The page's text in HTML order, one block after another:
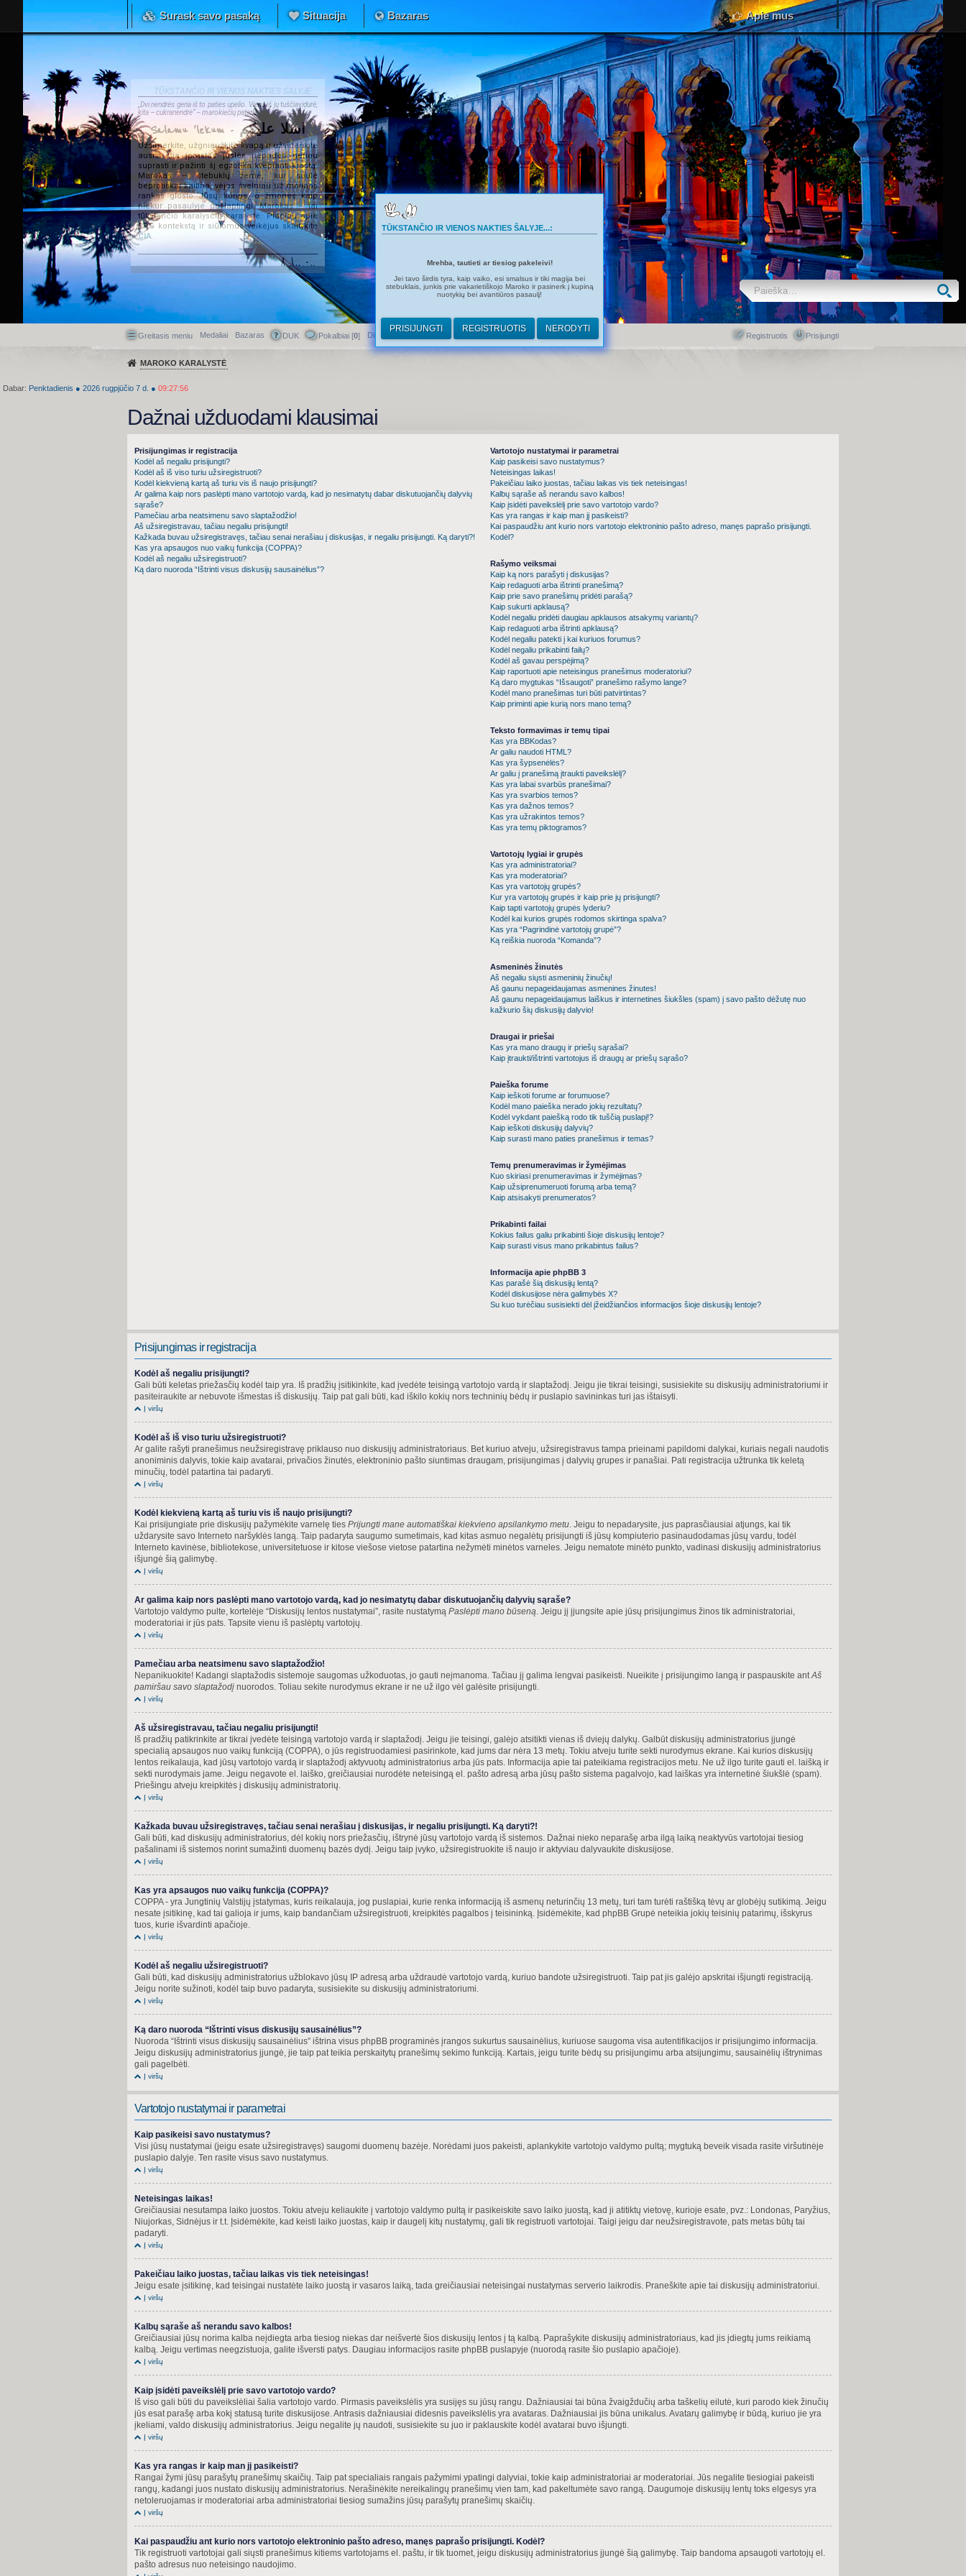
Surask savo pasaką Situacija Bazaras Apie mus
TŪKSTANČIO IR VIENOS NAKTIES ŠALYJE...
„Dvi nendrės geria iš to paties upelio. Viena iš jų tuščiavidurė,
kita – cukranendrė“ – marokiečių patarlė.
Salamu 'lekum - اسلا عليكم
Užsimerkite, užgniaužkite kvapą ir užsidenkite
ausis. Čia įprastos juslės nepadės geriau
suprasti ir pažinti šį egzotika kvepiantį kraštą.
Marokas – stebuklų žemė, kur saulė
beprotiškai kaitina, vėjas švelniau už motinos
rankas glosto Jūsų kūnus, o žmonės kaip
niekur pasaulyje paslaptingi. Marokas – tai
tūkstančio karalysčių karalystė. Plačiau apie
RPG kontekstą ir siūlomus veikėjus skaitykite
ČIA.
Admin
Greitasis meniu Medaliai Bazaras DUK Pokalbiai [0] Dirhamai Prisijungti
Registruotis
MAROKO KARALYSTĖ
Dabar: Penktadienis ● 2026 rugpjūčio 7 d. ● 09:27:57
TŪKSTANČIO IR VIENOS NAKTIES ŠALYJE...:
Mrehba, tautieti ar tiesiog pakeleivi!
Jei tavo širdis tyra, kaip vaiko, esi smalsus ir tiki magija bei
stebuklais, junkis prie vakarietiškojo Maroko ir pasinerk į kupiną
nuotykių bei avantiūros pasaulį!
PRISIJUNGTI REGISTRUOTIS NERODYTI
Dažnai užduodami klausimai
Prisijungimas ir registracija
Kodėl aš negaliu prisijungti?
Kodėl aš iš viso turiu užsiregistruoti?
Kodėl kiekvieną kartą aš turiu vis iš naujo prisijungti?
Ar galima kaip nors paslėpti mano vartotojo vardą, kad jo nesimatytų dabar diskutuojančių dalyvių
sąraše?
Pamečiau arba neatsimenu savo slaptažodžio!
Aš užsiregistravau, tačiau negaliu prisijungti!
Kažkada buvau užsiregistravęs, tačiau senai nerašiau į diskusijas, ir negaliu prisijungti. Ką daryti?!
Kas yra apsaugos nuo vaikų funkcija (COPPA)?
Kodėl aš negaliu užsiregistruoti?
Ką daro nuoroda “Ištrinti visus diskusijų sausainėlius”?
Vartotojo nustatymai ir parametrai
Kaip pasikeisi savo nustatymus?
Neteisingas laikas!
Pakeičiau laiko juostas, tačiau laikas vis tiek neteisingas!
Kalbų sąraše aš nerandu savo kalbos!
Kaip įsidėti paveikslėlį prie savo vartotojo vardo?
Kas yra rangas ir kaip man jį pasikeisti?
Kai paspaudžiu ant kurio nors vartotojo elektroninio pašto adreso, manęs paprašo prisijungti.
Kodėl?
Rašymo veiksmai
Kaip ką nors parašyti į diskusijas?
Kaip redaguoti arba ištrinti pranešimą?
Kaip prie savo pranešimų pridėti parašą?
Kaip sukurti apklausą?
Kodėl negaliu pridėti daugiau apklausos atsakymų variantų?
Kaip redaguoti arba ištrinti apklausą?
Kodėl negaliu patekti į kai kuriuos forumus?
Kodėl negaliu prikabinti failų?
Kodėl aš gavau perspėjimą?
Kaip raportuoti apie neteisingus pranešimus moderatoriui?
Ką daro mygtukas “Išsaugoti” pranešimo rašymo lange?
Kodėl mano pranešimas turi būti patvirtintas?
Kaip priminti apie kurią nors mano temą?
Teksto formavimas ir temų tipai
Kas yra BBKodas?
Ar galiu naudoti HTML?
Kas yra šypsenėlės?
Ar galiu į pranešimą įtraukti paveikslėlį?
Kas yra labai svarbūs pranešimai?
Kas yra svarbios temos?
Kas yra dažnos temos?
Kas yra užrakintos temos?
Kas yra temų piktogramos?
Vartotojų lygiai ir grupės
Kas yra administratoriai?
Kas yra moderatoriai?
Kas yra vartotojų grupės?
Kur yra vartotojų grupės ir kaip prie jų prisijungti?
Kaip tapti vartotojų grupės lyderiu?
Kodėl kai kurios grupės rodomos skirtinga spalva?
Kas yra “Pagrindinė vartotojų grupė”?
Ką reiškia nuoroda “Komanda”?
Asmeninės žinutės
Aš negaliu siųsti asmeninių žinučių!
Aš gaunu nepageidaujamas asmenines žinutes!
Aš gaunu nepageidaujamus laiškus ir internetines šiukšles (spam) į savo pašto dėžutę nuo
kažkurio šių diskusijų dalyvio!
Draugai ir priešai
Kas yra mano draugų ir priešų sąrašai?
Kaip įtraukti/ištrinti vartotojus iš draugų ar priešų sąrašo?
Paieška forume
Kaip ieškoti forume ar forumuose?
Kodėl mano paieška nerado jokių rezultatų?
Kodėl vykdant paiešką rodo tik tuščią puslapį!?
Kaip ieškoti diskusijų dalyvių?
Kaip surasti mano paties pranešimus ir temas?
Temų prenumeravimas ir žymėjimas
Kuo skiriasi prenumeravimas ir žymėjimas?
Kaip užsiprenumeruoti forumą arba temą?
Kaip atsisakyti prenumeratos?
Prikabinti failai
Kokius failus galiu prikabinti šioje diskusijų lentoje?
Kaip surasti visus mano prikabintus failus?
Informacija apie phpBB 3
Kas parašė šią diskusijų lentą?
Kodėl diskusijose nėra galimybės X?
Su kuo turėčiau susisiekti dėl įžeidžiančios informacijos šioje diskusijų lentoje?
Prisijungimas ir registracija
Kodėl aš negaliu prisijungti?
Gali būti keletas priežasčių kodėl taip yra. Iš pradžių įsitikinkite, kad įvedėte teisingą vartotojo vardą ir slaptažodį. Jeigu jie tikrai teisingi, susisiekite su diskusijų administratoriumi ir
pasiteiraukite ar nebuvote išmestas iš diskusijų. Taip pat gali būti, kad iškilo kokių nors techninių bėdų ir puslapio savininkas turi jas ištaisyti.
Į viršų
Kodėl aš iš viso turiu užsiregistruoti?
Ar galite rašyti pranešimus neužsiregistravę priklauso nuo diskusijų administratoriaus. Bet kuriuo atveju, užsiregistravus tampa prieinami papildomi dalykai, kuriais negali naudotis
anoniminis dalyvis, tokie kaip avatarai, privačios žinutės, elektroninio pašto siuntimas draugam, prisijungimas į dalyvių grupes ir panašiai. Pati registracija užtrunka tik keletą
minučių, todėl patartina tai padaryti.
Į viršų
Kodėl kiekvieną kartą aš turiu vis iš naujo prisijungti?
Kai prisijungiate prie diskusijų pažymėkite varnelę ties Prijungti mane automatiškai kiekvieno apsilankymo metu . Jeigu to nepadarysite, jus paprasčiausiai atjungs, kai tik
uždarysite savo Interneto naršyklės langą. Taip padaryta saugumo sumetimais, kad kitas asmuo negalėtų prisijungti iš jūsų kompiuterio pasinaudodamas jūsų vardu, todėl
Interneto kavinėse, bibliotekose, universitetuose ir kitose viešose vietose patartina nežymėti minėtos varneles. Jeigu nematote minėto punkto, vadinasi diskusijų administratorius
išjungė šią galimybę.
Į viršų
Ar galima kaip nors paslėpti mano vartotojo vardą, kad jo nesimatytų dabar diskutuojančių dalyvių sąraše?
Vartotojo valdymo pulte, kortelėje “Diskusijų lentos nustatymai”, rasite nustatymą Paslėpti mano būseną . Jeigu jį įjungsite apie jūsų prisijungimus žinos tik administratoriai,
moderatoriai ir jūs pats. Tapsite vienu iš paslėptų vartotojų.
Į viršų
Pamečiau arba neatsimenu savo slaptažodžio!
Nepanikuokite! Kadangi slaptažodis sistemoje saugomas užkoduotas, jo gauti neįmanoma. Tačiau jį galima lengvai pasikeisti. Nueikite į prisijungimo langą ir paspauskite ant Aš
pamiršau savo slaptažodį nuorodos. Toliau sekite nurodymus ekrane ir ne už ilgo vėl galėsite prisijungti.
Į viršų
Aš užsiregistravau, tačiau negaliu prisijungti!
Iš pradžių patikrinkite ar tikrai įvedėte teisingą vartotojo vardą ir slaptažodį. Jeigu jie teisingi, galėjo atsitikti vienas iš dviejų dalykų. Galbūt diskusijų administratorius įjungė
specialią apsaugos nuo vaikų funkciją (COPPA), o jūs registruodamiesi pasirinkote, kad jums dar nėra 13 metų. Tokiu atveju turite sekti nurodymus ekrane. Kai kurios diskusijų
lentos reikalauja, kad jūsų vartotojo vardą ir slaptažodį aktyvuotų administratorius arba jūs pats. Informacija apie tai pateikiama registracijos metu. Ne už ilgo turite gauti el. laišką ir
sekti nurodymais jame. Jeigu negavote el. laiško, greičiausiai nurodėte neteisingą el. pašto adresą arba jūsų pašto sistema pagalvojo, kad laiškas yra internetinė šiukšlė (spam).
Priešingu atveju kreipkitės į diskusijų administratorių.
Į viršų
Kažkada buvau užsiregistravęs, tačiau senai nerašiau į diskusijas, ir negaliu prisijungti. Ką daryti?!
Gali būti, kad diskusijų administratorius, dėl kokių nors priežasčių, ištrynė jūsų vartotojo vardą iš sistemos. Dažnai nieko neparašę arba ilgą laiką neaktyvūs vartotojai tiesiog
pašalinami iš sistemos norint sumažinti duomenų bazės dydį. Jeigu taip įvyko, užsiregistruokite iš naujo ir aktyviau dalyvaukite diskusijose.
Į viršų
Kas yra apsaugos nuo vaikų funkcija (COPPA)?
COPPA - yra Jungtinių Valstijų įstatymas, kuris reikalauja, jog puslapiai, kurie renka informaciją iš asmenų neturinčių 13 metų, turi tam turėti raštišką tėvų ar globėjų sutikimą. Jeigu
nesate įsitikinę, kad tai galioja ir jums, kaip bandančiam užsiregistruoti, kreipkitės pagalbos į teisininką. Įsidėmėkite, kad phpBB Grupė neteikia jokių teisinių patarimų, išskyrus
tuos, kurie išvardinti apačioje.
Į viršų
Kodėl aš negaliu užsiregistruoti?
Gali būti, kad diskusijų administratorius užblokavo jūsų IP adresą arba uždraudė vartotojo vardą, kuriuo bandote užsiregistruoti. Taip pat jis galėjo apskritai išjungti registraciją.
Jeigu norite sužinoti, kodėl taip buvo padaryta, susisiekite su diskusijų administratoriumi.
Į viršų
Ką daro nuoroda “Ištrinti visus diskusijų sausainėlius”?
Nuoroda “Ištrinti visus diskusijų sausainėlius” ištrina visus phpBB programinės įrangos sukurtus sausainėlius, kuriuose saugoma visa autentifikacijos ir prisijungimo informacija.
Jeigu diskusijų administratorius įjungė, jie taip pat teikia perskaitytų pranešimų sekimo funkciją. Kartais, jeigu turite bėdų su prisijungimu arba atsijungimu, sausainėlių ištrynimas
gali pagelbėti.
Į viršų
Vartotojo nustatymai ir parametrai
Kaip pasikeisi savo nustatymus?
Visi jūsų nustatymai (jeigu esate užsiregistravęs) saugomi duomenų bazėje. Norėdami juos pakeisti, aplankykite vartotojo valdymo pultą; mygtuką beveik visada rasite viršutinėje
puslapio dalyje. Ten rasite visus savo nustatymus.
Į viršų
Neteisingas laikas!
Greičiausiai nesutampa laiko juostos. Tokiu atveju keliaukite į vartotojo valdymo pultą ir pasikeiskite savo laiko juostą, kad ji atitiktų vietovę, kurioje esate, pvz.: Londonas, Paryžius,
Niujorkas, Sidnėjus ir t.t. Įsidėmėkite, kad keisti laiko juostas, kaip ir daugelį kitų nustatymų, gali tik registruoti vartotojai. Taigi jeigu dar neužsiregistravote, pats metas būtų tai
padaryti.
Į viršų
Pakeičiau laiko juostas, tačiau laikas vis tiek neteisingas!
Jeigu esate įsitikinę, kad teisingai nustatėte laiko juostą ir vasaros laiką, tada greičiausiai neteisingai nustatymas serverio laikrodis. Praneškite apie tai diskusijų administratoriui.
Į viršų
Kalbų sąraše aš nerandu savo kalbos!
Greičiausiai jūsų norima kalba neįdiegta arba tiesiog niekas dar neišvertė šios diskusijų lentos į tą kalbą. Paprašykite diskusijų administratoriaus, kad jis įdiegtų jums reikiamą
kalbą. Jeigu vertimas neegzistuoja, galite išversti patys. Daugiau informacijos rasite phpBB puslapyje (nuorodą rasite šio puslapio apačioje).
Į viršų
Kaip įsidėti paveikslėlį prie savo vartotojo vardo?
Iš viso gali būti du paveikslėliai šalia vartotojo vardo. Pirmasis paveikslėlis yra susijęs su jūsų rangu. Dažniausiai tai būna žvaigždučių arba taškelių eilutė, kuri parodo kiek žinučių
jūs esat parašę arba kokį statusą turite diskusijose. Antrasis dažniausiai didesnis paveikslėlis yra avataras. Dažniausiai jis būna unikalus. Avatarų galimybę ir būdą, kuriuo jie yra
įkeliami, valdo diskusijų administratorius. Jeigu negalite jų naudoti, susisiekite su juo ir paklauskite kodėl avatarai buvo išjungti.
Į viršų
Kas yra rangas ir kaip man jį pasikeisti?
Rangai žymi jūsų parašytų pranešimų skaičių. Taip pat specialiais rangais pažymimi ypatingi dalyviai, tokie kaip administratoriai ar moderatoriai. Jūs negalite tiesiogiai pakeisti
rangų, kadangi juos nustato diskusijų administratorius. Nerašinėkite nereikalingų pranešimų vien tam, kad pakeltumėte savo rangą. Daugumoje diskusijų lentų toks elgesys yra
netoleruojamas ir moderatoriai arba administratoriai tiesiog sumažins jūsų parašytų pranešimų skaičių.
Į viršų
Kai paspaudžiu ant kurio nors vartotojo elektroninio pašto adreso, manęs paprašo prisijungti. Kodėl?
Tik registruoti vartotojai gali siųsti pranešimus kitiems vartotojams el. paštu, ir tik tuomet, jeigu diskusijų administratorius įjungė šią galimybę. Taip bandoma apsaugoti vartotojų el.
pašto adresus nuo neteisingo naudojimo.